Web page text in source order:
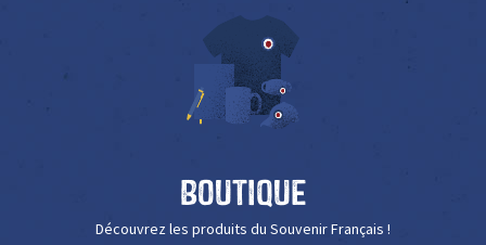
Boutique
Découvrez les produits du Souvenir Français !